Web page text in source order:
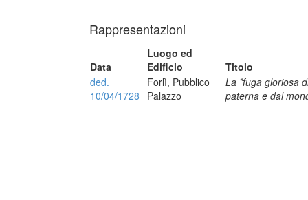
Rappresentazioni
Data
Luogo ed
Edificio
Titolo
ded.
10/04/1728
Forlì, Pubblico
Palazzo
La *fuga gloriosa
paterna e dal